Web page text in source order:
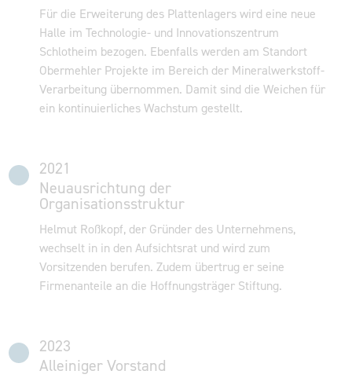
Für die Erweiterung des Plattenlagers wird eine neue
Halle im Technologie- und Innovationszentrum
Schlotheim bezogen. Ebenfalls werden am Standort
Obermehler Projekte im Bereich der Mineralwerkstoff-
Verarbeitung übernommen. Damit sind die Weichen für
ein kontinuierliches Wachstum gestellt.
2021
Neuausrichtung der
Organisationsstruktur
Helmut Roßkopf, der Gründer des Unternehmens,
wechselt in in den Aufsichtsrat und wird zum
Vorsitzenden berufen. Zudem übertrug er seine
Firmenanteile an die Hoffnungsträger Stiftung.
2023
Alleiniger Vorstand